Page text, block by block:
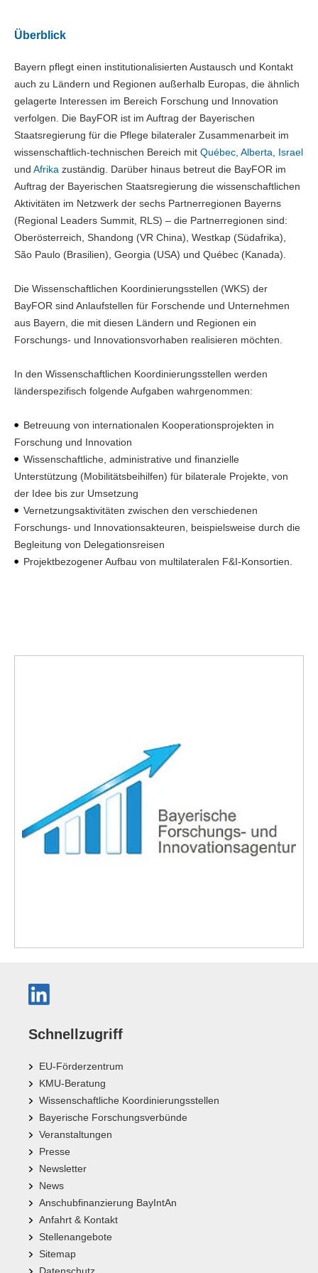
Überblick
Bayern pflegt einen institutionalisierten Austausch und Kontakt
auch zu Ländern und Regionen außerhalb Europas, die ähnlich
gelagerte Interessen im Bereich Forschung und Innovation
verfolgen. Die BayFOR ist im Auftrag der Bayerischen
Staatsregierung für die Pflege bilateraler Zusammenarbeit im
wissenschaftlich-technischen Bereich mit Québec, Alberta
Israel
und Afrika zuständig. Darüber hinaus betreut die BayFOR im
Auftrag der Bayerischen Staatsregierung die wissenschaftlichen
Aktivitäten im Netzwerk der sechs Partnerregionen Bayerns
(Regional Leaders Summit, RLS) – die Partnerregionen sind:
Oberösterreich, Shandong (VR China), Westkap (Südafrika),
São Paulo (Brasilien), Georgia (USA) und Québec (Kanada).
Die Wissenschaftlichen Koordinierungsstellen (WKS) der
BayFOR sind Anlaufstellen für Forschende und Unternehmen
aus Bayern, die mit diesen Ländern und Regionen ein
Forschungs- und Innovationsvorhaben realisieren möchten.
In den Wissenschaftlichen Koordinierungsstellen werden
länderspezifisch folgende Aufgaben wahrgenommen:
Betreuung von internationalen Kooperationsprojekten in
Forschung und Innovation
Wissenschaftliche, administrative und finanzielle
Unterstützung (Mobilitätsbeihilfen) für bilaterale Projekte, von
der Idee bis zur Umsetzung
Vernetzungsaktivitäten zwischen den verschiedenen
Forschungs- und Innovationsakteuren, beispielsweise durch die
Begleitung von Delegationsreisen
Projektbezogener Aufbau von multilateralen F&I-Konsortien.
Schnellzugriff
EU-Förderzentrum
KMU-Beratung
Wissenschaftliche Koordinierungsstellen
Bayerische Forschungsverbünde
Veranstaltungen
Presse
Newsletter
News
Anschubfinanzierung BayIntAn
Anfahrt & Kontakt
Stellenangebote
Sitemap